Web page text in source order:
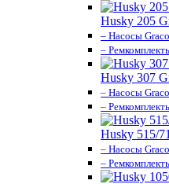
Husky 205
– Насосы
–
Husky 307
– Насосы
–
Husky 515/
– Насосы
–